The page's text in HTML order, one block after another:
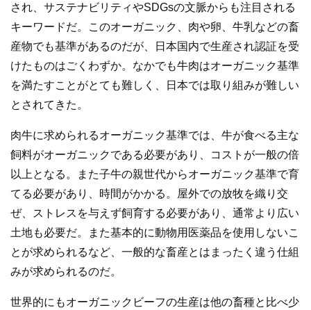
され、サステナビリティやSDGsの文脈からも注目される
キーワードだ。このオーガニック、肉や卵、牛乳などの畜
産物でも基準があるのだが、日本国内で生産され認証を受
けたものはごくわずか。なかでも牛肉はオーガニック基準
を満たすことがとても難しく、日本では取り組みが難しい
とされてきた。
肉牛に求められるオーガニック基準では、牛が食べる主な
飼料がオーガニックである必要があり、コストが一般の倍
以上となる。また子牛の親世代からオーガニック基準で育
てる必要があり、時間がかかる。屋外での放牧を織り交
ぜ、ストレスを与えず飼育する必要があり、通常より広い
土地も必要だ。また基本的に動物用医薬品を使用しないこ
とが求められるなど、一般的な畜産とはまったく違う仕組
みが求められるのだ。
世界的にもオーガニックビーフの生産は他の畜種と比べ少